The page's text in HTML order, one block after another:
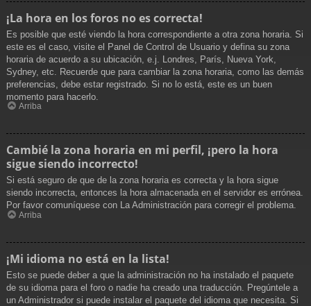
¡La hora en los foros no es correcta!
Es posible que esté viendo la hora correspondiente a otra zona horaria. Si
este es el caso, visite el Panel de Control de Usuario y defina su zona
horaria de acuerdo a su ubicación, e.j. Londres, París, Nueva York,
Sydney, etc. Recuerde que para cambiar la zona horaria, como las demás
preferencias, debe estar registrado. Si no lo está, este es un buen
momento para hacerlo.
Arriba
Cambié la zona horaria en mi perfil, ¡pero la hora
sigue siendo incorrecto!
Si está seguro de que de la zona horaria es correcta y la hora sigue
siendo incorrecta, entonces la hora almacenada en el servidor es errónea.
Por favor comuníquese con La Administración para corregir el problema.
Arriba
¡Mi idioma no está en la lista!
Esto se puede deber a que la administración no ha instalado el paquete
de su idioma para el foro o nadie ha creado una traducción. Pregúntele a
un Administrador si puede instalar el paquete del idioma que necesita. Si